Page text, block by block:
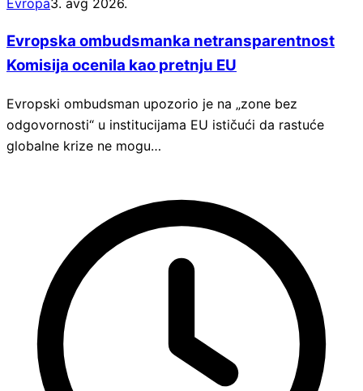
Evropa3. avg 2026.
Evropska ombudsmanka netransparentnost
Komisija ocenila kao pretnju EU
Evropski ombudsman upozorio je na „zone bez
odgovornosti“ u institucijama EU ističući da rastuće
globalne krize ne mogu…